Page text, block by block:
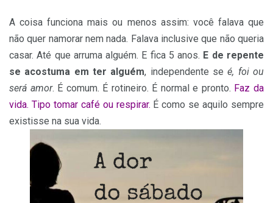
A coisa funciona mais ou menos assim: você falava que
não quer namorar nem nada. Falava inclusive que não queria
casar. Até que arruma alguém. E fica 5 anos. E de repente
se acostuma em ter alguém, independente seé, foi ou
será amor. É comum. É rotineiro. É normal e pronto. Faz da
vida. Tipo tomar café ou respirar. É como se aquilo sempre
existisse na sua vida.